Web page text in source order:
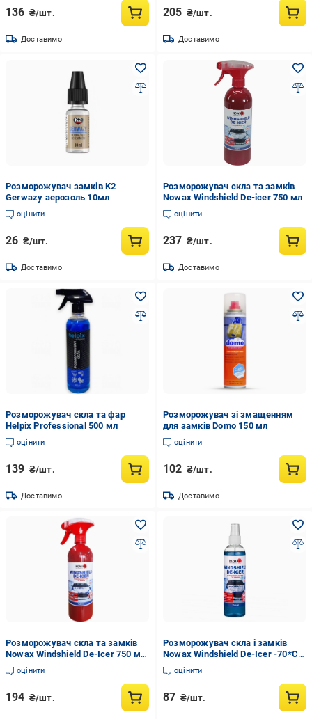
136 ₴/шт.
Доставимо
205 ₴/шт.
Доставимо
Розморожувач замків K2
Gerwazy аерозоль 10мл
оцінити
26 ₴/шт.
Доставимо
Розморожувач скла та замків
Nowax Windshield De-icer 750 мл
оцінити
237 ₴/шт.
Доставимо
Розморожувач скла та фар
Helpix Professional 500 мл
оцінити
139 ₴/шт.
Доставимо
Розморожувач зі змащенням
для замків Domo 150 мл
оцінити
102 ₴/шт.
Доставимо
Розморожувач скла та замків
Nowax Windshield De-Icer 750 мл
(182738)
оцінити
194 ₴/шт.
Розморожувач скла і замків
Nowax Windshield De-Icer -70*С,
250мл
оцінити
87 ₴/шт.